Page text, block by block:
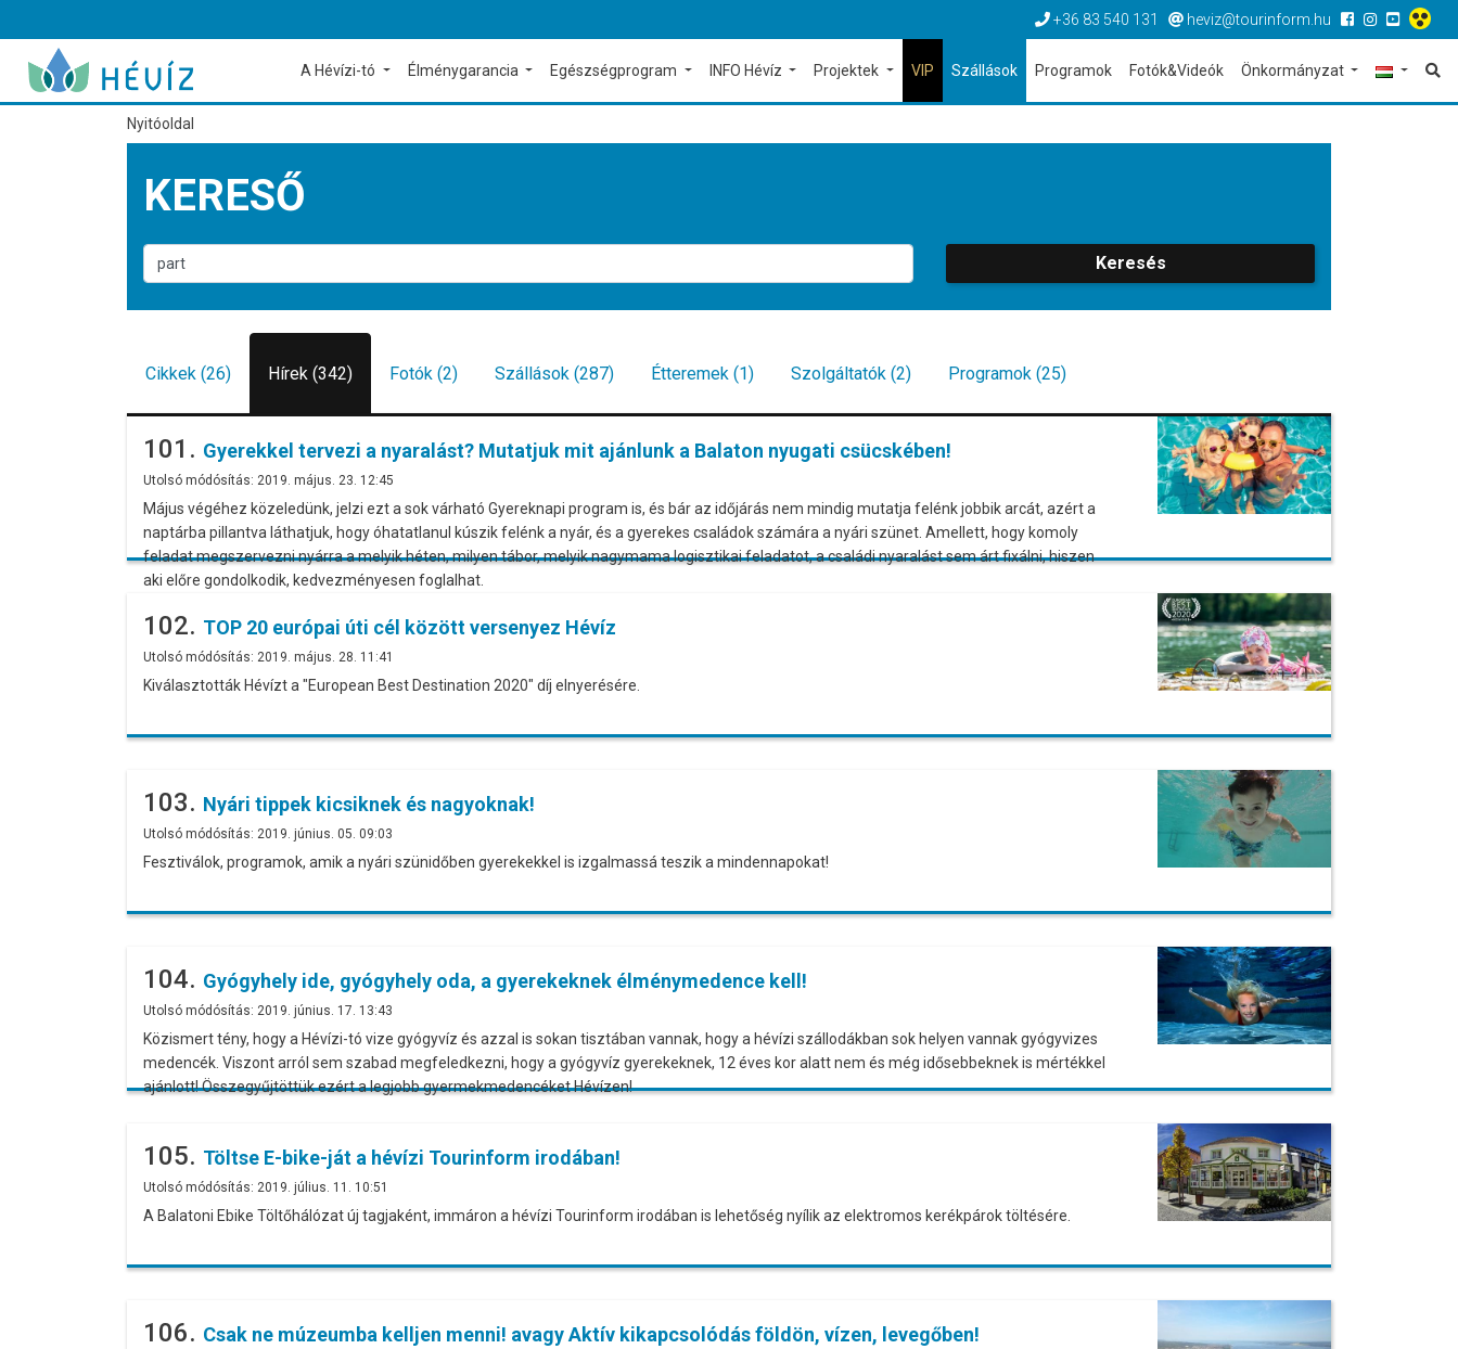
+36 83 540 131 heviz@tourinform.hu
A Hévízi-tó Élménygarancia Egészségprogram INFO Hévíz Projektek VIP Szállások Programok Fotók&Videók Önkormányzat
Nyitóoldal
KERESŐ
Keresés
Cikkek (26) Hírek (342) Fotók (2) Szállások (287) Étteremek (1) Szolgáltatók (2) Programok (25)
101. Gyerekkel tervezi a nyaralást? Mutatjuk mit ajánlunk a Balaton nyugati csücskében!
Utolsó módósítás: 2019. május. 23. 12:45
Május végéhez közeledünk, jelzi ezt a sok várható Gyereknapi program is, és bár az időjárás nem mindig mutatja felénk jobbik arcát, azért a
naptárba pillantva láthatjuk, hogy óhatatlanul kúszik felénk a nyár, és a gyerekes családok számára a nyári szünet. Amellett, hogy komoly
feladat megszervezni nyárra a melyik héten, milyen tábor, melyik nagymama logisztikai feladatot, a családi nyaralást sem árt fixálni, hiszen
aki előre gondolkodik, kedvezményesen foglalhat.
102. TOP 20 európai úti cél között versenyez Hévíz
Utolsó módósítás: 2019. május. 28. 11:41
Kiválasztották Hévízt a "European Best Destination 2020" díj elnyerésére.
103. Nyári tippek kicsiknek és nagyoknak!
Utolsó módósítás: 2019. június. 05. 09:03
Fesztiválok, programok, amik a nyári szünidőben gyerekekkel is izgalmassá teszik a mindennapokat!
104. Gyógyhely ide, gyógyhely oda, a gyerekeknek élménymedence kell!
Utolsó módósítás: 2019. június. 17. 13:43
Közismert tény, hogy a Hévízi-tó vize gyógyvíz és azzal is sokan tisztában vannak, hogy a hévízi szállodákban sok helyen vannak gyógyvizes
medencék. Viszont arról sem szabad megfeledkezni, hogy a gyógyvíz gyerekeknek, 12 éves kor alatt nem és még idősebbeknek is mértékkel
ajánlott! Összegyűjtöttük ezért a legjobb gyermekmedencéket Hévízen!
105. Töltse E-bike-ját a hévízi Tourinform irodában!
Utolsó módósítás: 2019. július. 11. 10:51
A Balatoni Ebike Töltőhálózat új tagjaként, immáron a hévízi Tourinform irodában is lehetőség nyílik az elektromos kerékpárok töltésére.
106. Csak ne múzeumba kelljen menni! avagy Aktív kikapcsolódás földön, vízen, levegőben!